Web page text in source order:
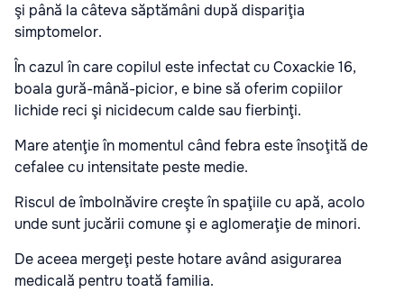
şi până la câteva săptămâni după dispariţia
simptomelor.
În cazul în care copilul este infectat cu Coxackie 16,
boala gură-mână-picior, e bine să oferim copiilor
lichide reci şi nicidecum calde sau fierbinţi.
Mare atenţie în momentul când febra este însoţită de
cefalee cu intensitate peste medie.
Riscul de îmbolnăvire creşte în spaţiile cu apă, acolo
unde sunt jucării comune şi e aglomeraţie de minori.
De aceea mergeţi peste hotare având asigurarea
medicală pentru toată familia.